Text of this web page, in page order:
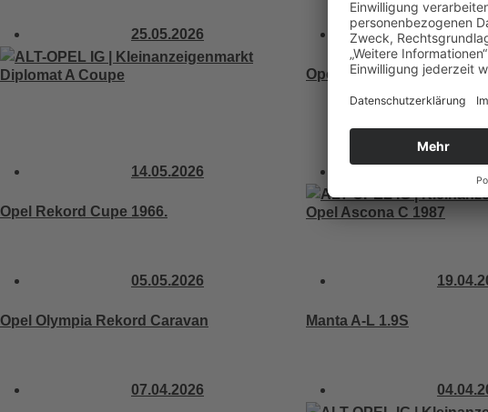
25.05.2026
Diplomat A Coupe Opel Kapitän L, 1963 inkl.
14.05.2026
Opel Rekord Cupe 1966. Opel Ascona C 1987
05.05.2026
Opel Olympia Rekord Caravan Manta A-L 1.9S
07.04.2026